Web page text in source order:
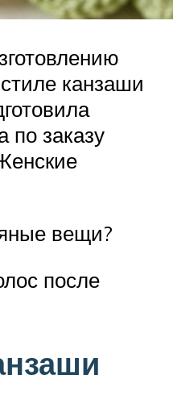
канзаши
по заказу
вещи?
после